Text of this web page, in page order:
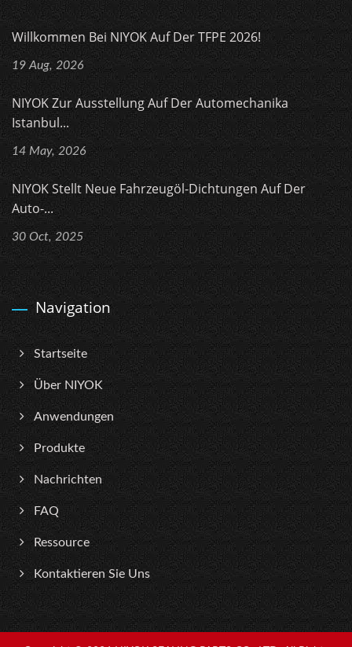
Willkommen Bei NIYOK Auf Der TFPE 2026!
19 Aug, 2026
NIYOK Zur Ausstellung Auf Der Automechanika
Istanbul...
14 May, 2026
NIYOK Stellt Neue Fahrzeugöl-Dichtungen Auf Der
Auto-...
30 Oct, 2025
Navigation
Startseite
Über NIYOK
Anwendungen
Produkte
Nachrichten
FAQ
Ressource
Kontaktieren Sie Uns